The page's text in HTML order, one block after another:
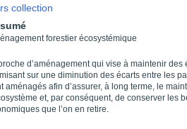
collection
forestier écosystémique
d’aménagement qui vise à maintenir
sur une diminution des écarts entre les
aménagés afin d’assurer, à long terme, le
et, par conséquent, de conserver les
que l’on en retire.